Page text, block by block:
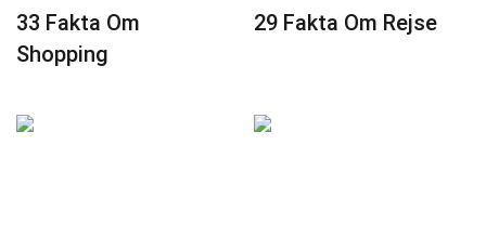
33 Fakta Om
Shopping
29 Fakta Om Rejse